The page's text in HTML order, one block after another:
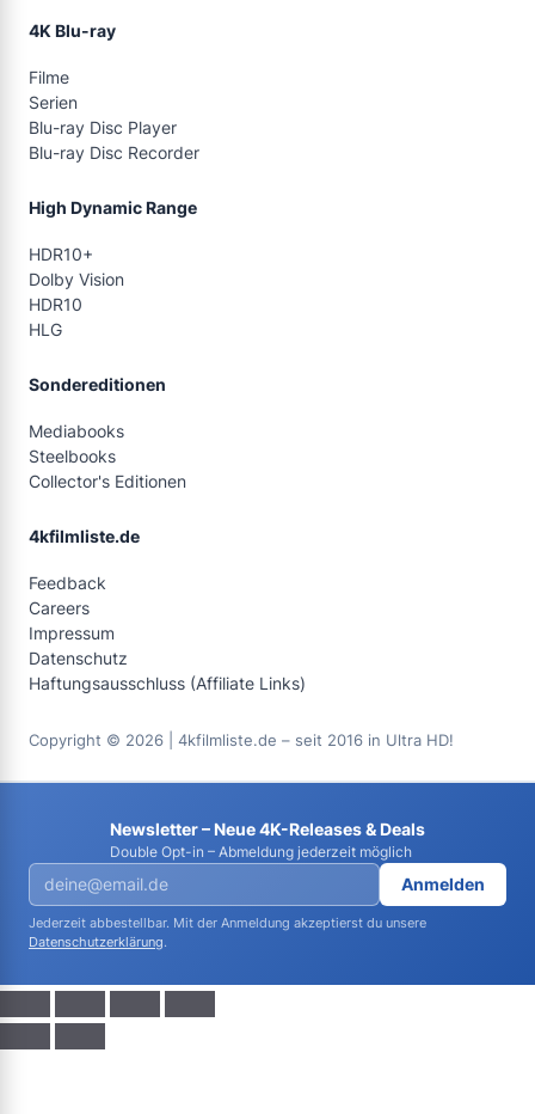
4K Blu-ray
Filme
Serien
Blu-ray Disc Player
Blu-ray Disc Recorder
High Dynamic Range
HDR10+
Dolby Vision
HDR10
HLG
Sondereditionen
Mediabooks
Steelbooks
Collector's Editionen
4kfilmliste.de
Feedback
Careers
Impressum
Datenschutz
Haftungsausschluss (Affiliate Links)
Copyright © 2026 | 4kfilmliste.de – seit 2016 in Ultra HD!
Newsletter – Neue 4K-Releases & Deals
Double Opt-in – Abmeldung jederzeit möglich
Anmelden
Jederzeit abbestellbar. Mit der Anmeldung akzeptierst du unsere
Datenschutzerklärung.